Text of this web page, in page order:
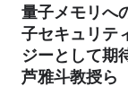
量子メモリへ
子セキュリテ
ジーとして期
芦雅斗教授ら